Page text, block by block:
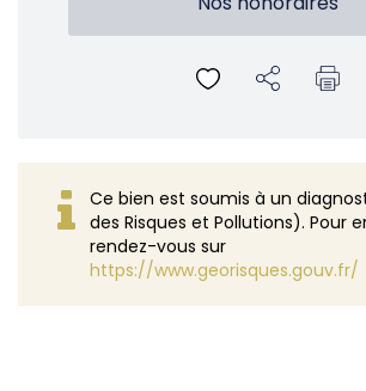
Ce bien est soumis à un
des Risques et Pollutions). Pour
rendez-vous sur
https://www.georisques.gouv.fr/